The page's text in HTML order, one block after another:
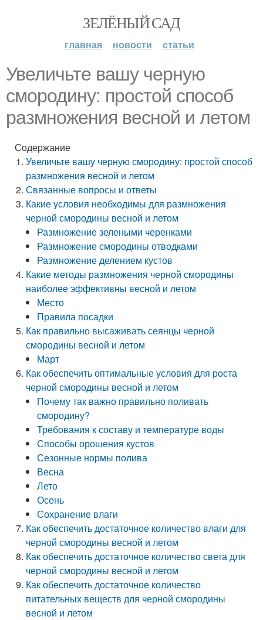
ЗЕЛЁНЫЙ САД
главная новости статьи
Увеличьте вашу черную
смородину: простой способ
размножения весной и летом
Содержание
Увеличьте вашу черную смородину: простой способ
размножения весной и летом
Связанные вопросы и ответы
Какие условия необходимы для размножения
черной смородины весной и летом
Размножение зелеными черенками
Размножение смородины отводками
Размножение делением кустов
Какие методы размножения черной смородины
наиболее эффективны весной и летом
Место
Правила посадки
Как правильно высаживать сеянцы черной
смородины весной и летом
Март
Как обеспечить оптимальные условия для роста
черной смородины весной и летом
Почему так важно правильно поливать
смородину?
Требования к составу и температуре воды
Способы орошения кустов
Сезонные нормы полива
Весна
Лето
Осень
Сохранение влаги
Как обеспечить достаточное количество влаги для
черной смородины весной и летом
Как обеспечить достаточное количество света для
черной смородины весной и летом
Как обеспечить достаточное количество
питательных веществ для черной смородины
весной и летом